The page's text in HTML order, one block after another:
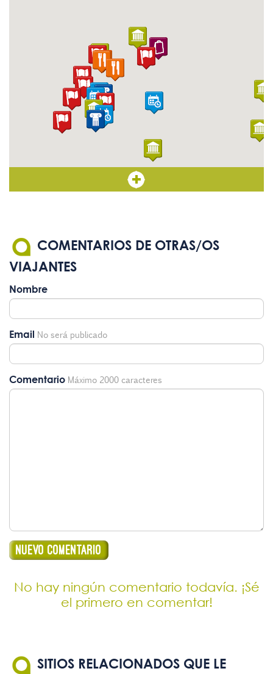
COMENTARIOS DE OTRAS/OS
VIAJANTES
Nombre
Email No será publicado
Comentario Máximo 2000 caracteres
No hay ningún comentario todavía. ¡Sé
el primero en comentar!
SITIOS RELACIONADOS QUE LE